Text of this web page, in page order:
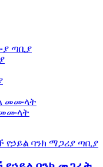
ጣቢያ
መሙላት
መሙላት